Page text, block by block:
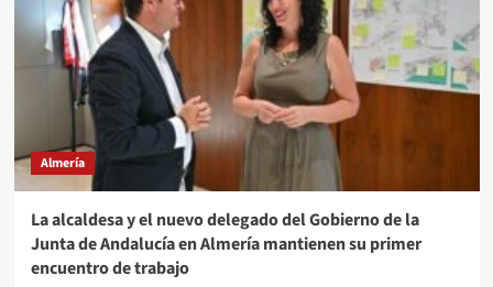
Almería
La alcaldesa y el nuevo delegado del Gobierno de la
Junta de Andalucía en Almería mantienen su primer
encuentro de trabajo